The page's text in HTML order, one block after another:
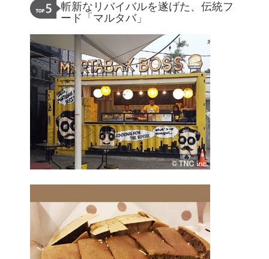
斬新なリバイバルを遂げた、伝統フ
ード「マルタバ」